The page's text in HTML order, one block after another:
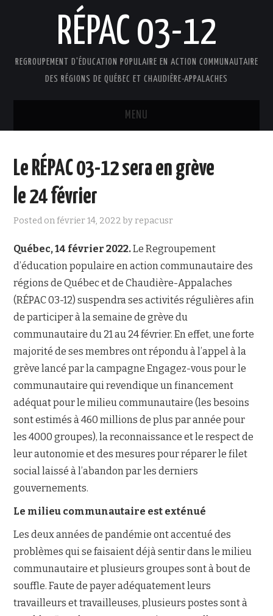
RÉPAC 03-12
REGROUPEMENT D'ÉDUCATION POPULAIRE EN ACTION COMMUNAUTAIRE
DES RÉGIONS DE QUÉBEC ET CHAUDIÈRE-APPALACHES
MENU
PRÉSENTATION
FAIRE UN DON !
NOUS JOINDRE
Le RÉPAC 03-12 sera en grève
le 24 février
Posted onfévrier 14, 2022 byrepacusr
Québec, 14 février 2022.Le Regroupement
d’éducation populaire en action communautaire des
régions de Québec et de Chaudière-Appalaches
(RÉPAC 03-12) suspendra ses activités régulières afin
de participer à la semaine de grève du
communautaire du 21 au 24 février. En effet, une forte
majorité de ses membres ont répondu à l’appel à la
grève lancé par la campagne Engagez-vous pour le
communautaire qui revendique un financement
adéquat pour le milieu communautaire (les besoins
sont estimés à 460 millions de plus par année pour
les 4000 groupes), la reconnaissance et le respect de
leur autonomie et des mesures pour réparer le filet
social laissé à l’abandon par les derniers
gouvernements.
Le milieu communautaire est exténué
Les deux années de pandémie ont accentué des
problèmes qui se faisaient déjà sentir dans le milieu
communautaire et plusieurs groupes sont à bout de
souffle. Faute de payer adéquatement leurs
travailleurs et travailleuses, plusieurs postes sont à